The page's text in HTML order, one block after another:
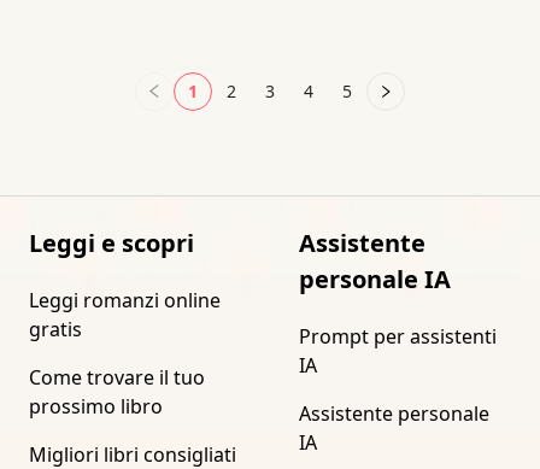
1 2 3 4 5
Leggi e scopri
Leggi romanzi online
gratis
Come trovare il tuo
prossimo libro
Migliori libri consigliati
Assistente
personale IA
Prompt per assistenti
IA
Assistente personale
IA